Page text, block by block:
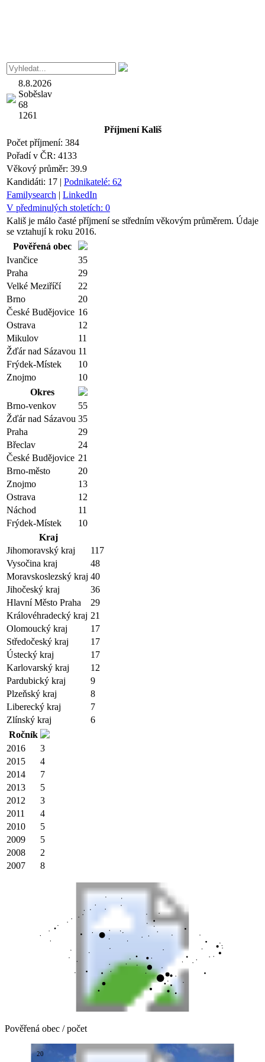
8.8.2026
Soběslav
68
1261
PříjmeníKališ
Počet příjmení: 384
Pořadí v ČR: 4133
Věkový průměr: 39.9
Kandidáti: 17 | Podnikatelé: 62
Familysearch | LinkedIn
V předminulých stoletích: 0
Kališ je málo časté příjmení se středním věkovým průměrem. Údaje
se vztahují k roku 2016.
Pověřená obec
Ivančice
35
Praha
29
Velké Meziříčí
22
Brno
20
České Budějovice 16
Ostrava
12
Mikulov
11
Žďár nad Sázavou 11
Frýdek-Místek
10
Znojmo
10
Okres
Brno-venkov
55
Žďár nad Sázavou 35
Praha
29
Břeclav
24
České Budějovice 21
Brno-město
20
Znojmo
13
Ostrava
12
Náchod
11
Frýdek-Místek
10
Kraj
Jihomoravský kraj
117
Vysočina kraj
48
Moravskoslezský kraj 40
Jihočeský kraj
36
Hlavní Město Praha
29
Královéhradecký kraj 21
Olomoucký kraj
17
Středočeský kraj
17
Ústecký kraj
17
Karlovarský kraj
12
Pardubický kraj
9
Plzeňský kraj
8
Liberecký kraj
7
Zlínský kraj
6
Ročník
2016
3
2015
4
2014
7
2013
5
2012
3
2011
4
2010
5
2009
5
2008
2
2007
8
Pověřená obec / počet
20